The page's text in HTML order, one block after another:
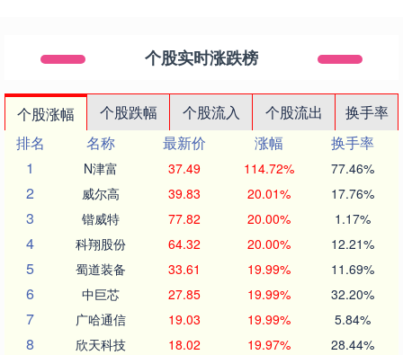
个股实时涨跌榜
个股涨幅 个股跌幅 个股流入 个股流出
换手率
排名
名称 最新价 涨幅
换手率
1
N津富 37.49 114.72% 77.46%
2 威尔高 39.83 20.01% 17.76%
3 锴威特 77.82 20.00% 1.17%
4 科翔股份 64.32 20.00% 12.21%
5 蜀道装备 33.61 19.99% 11.69%
6 中巨芯 27.85 19.99% 32.20%
7 广哈通信 19.03 19.99% 5.84%
8 欣天科技 18.02 19.97% 28.44%